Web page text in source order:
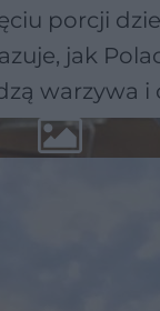
porcji
jak
warzywa i